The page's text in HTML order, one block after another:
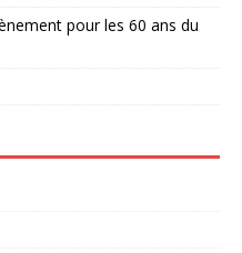
pour les 60 ans du